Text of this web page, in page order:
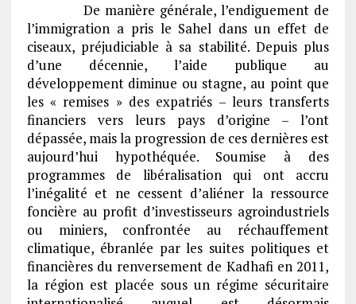
De manière générale, l’endiguement de
l’immigration a pris le Sahel dans un effet de
ciseaux, préjudiciable à sa stabilité. Depuis plus
d’une décennie, l’aide publique au
développement diminue ou stagne, au point que
les « remises » des expatriés – leurs transferts
financiers vers leurs pays d’origine – l’ont
dépassée, mais la progression de ces dernières est
aujourd’hui hypothéquée. Soumise à des
programmes de libéralisation qui ont accru
l’inégalité et ne cessent d’aliéner la ressource
foncière au profit d’investisseurs agroindustriels
ou miniers, confrontée au réchauffement
climatique, ébranlée par les suites politiques et
financières du renversement de Kadhafi en 2011,
la région est placée sous un régime sécuritaire